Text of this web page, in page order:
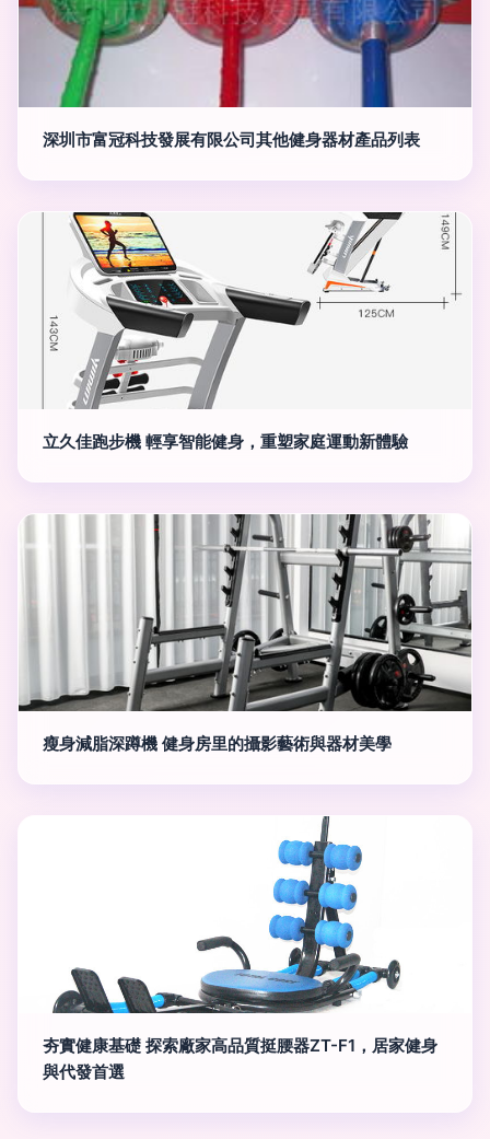
深圳市富冠科技發展有限公司其他健身器材產品列表
立久佳跑步機 輕享智能健身，重塑家庭運動新體驗
瘦身減脂深蹲機 健身房里的攝影藝術與器材美學
夯實健康基礎 探索廠家高品質挺腰器ZT-F1，居家健身
與代發首選